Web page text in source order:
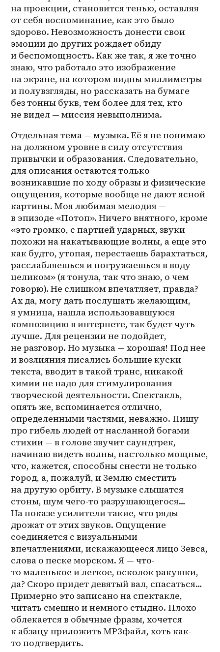
на проекции, становится тенью, оставляя
от себя воспоминание, как это было
здорово. Невозможность донести свои
эмоции до других рождает обиду
и беспомощность. Как же так, я же точно
знаю, что работало это изображение
на экране, на котором видны миллиметры
и полувзгляды, но рассказать на бумаге
без тонны букв, тем более для тех, кто
не видел — миссия невыполнима.
Отдельная тема — музыка. Её я не понимаю
на должном уровне в силу отсутствия
привычки и образования. Следовательно,
для описания остаются только
возникавшие по ходу образы и физические
ощущения, которые вообще не дают ясной
картины. Моя любимая мелодия —
в эпизоде «Потоп». Ничего внятного, кроме
«это громко, с партией ударных, звуки
похожи на накатывающие волны, а еще это
как будто, утопая, перестаешь барахтаться,
расслабляешься и погружаешься в воду
целиком» (я тонула, так что знаю, о чем
говорю). Не слишком впечатляет, правда?
Ах да, могу дать послушать желающим,
я умница, нашла использовавшуюся
композицию в интернете, так будет чуть
лучше. Для рецензии не подойдет,
не разговор. Но музыка — хорошая! Под нее
и возлияния писались большие куски
текста, вводит в такой транс, никакой
химии не надо для стимулирования
творческой деятельности. Спектакль,
опять же, вспоминается отлично,
определенными частями, неважно. Пишу
про гибель людей от насланной богами
стихии — в голове звучит саундтрек,
начинаю видеть волны, настолько мощные,
что, кажется, способны снести не только
город, а, пожалуй, и Землю сместить
на другую орбиту. В музыке слышатся
стоны, шум чего-то разрушающегося…
На показе усилители такие, что ряды
дрожат от этих звуков. Ощущение
соединяется с визуальными
впечатлениями, искажающееся лицо Зевса,
слова о песке морском. Я — что-
то маленькое и легкое, осколок ракушки,
да? Скоро придет девятый вал, спасаться…
Примерно это записано на спектакле,
читать смешно и немного стыдно. Плохо
облекается в обычные фразы, хочется
к абзацу приложить MP3файл, хоть как-
то подтвердить.